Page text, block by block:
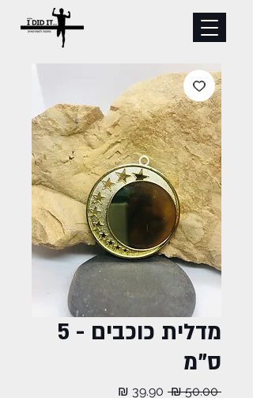
מדלית כוכבים - 5
ס"מ
‏50.00 ‏₪
מחיר